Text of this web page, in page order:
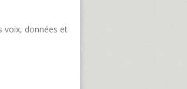
voix, données et